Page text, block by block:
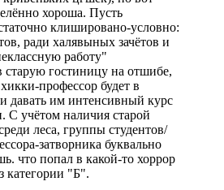
хороша. Пусть
клишировано-условно:
ради халявыных зачётов и
работу"
старую гостиницу на отшибе,
профессор будет в
давать им интенсивный курс
С учётом наличия старой
леса, группы студентов/
затворника буквально
что попал в какой-то хоррор
категории "Б".